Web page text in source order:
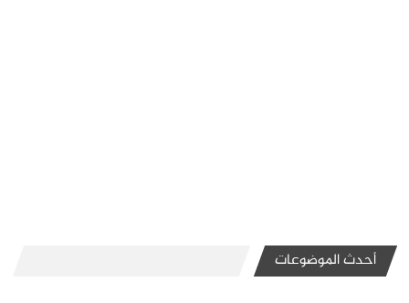
أحدث الموضوعات